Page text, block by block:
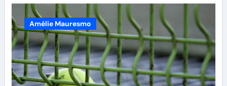
Amélie Mauresmo